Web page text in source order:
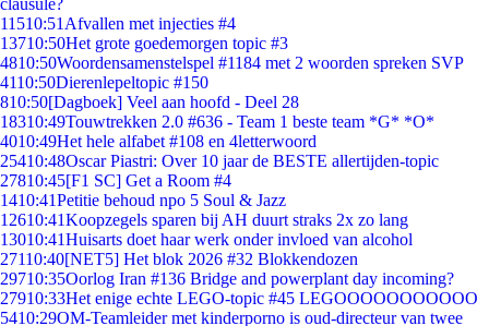
clausule?
11510:51 Afvallen met injecties #4
13710:50Het grote goedemorgen topic #3
4810:50Woordensamenstelspel #1184 met 2 woorden spreken SVP
4110:50Dierenlepeltopic #150
810:50[Dagboek] Veel aan hoofd - Deel 28
18310:49Touwtrekken 2.0 #636 - Team 1 beste team *G* *O*
4010:49Het hele alfabet #108 en 4letterwoord
25410:48Oscar Piastri: Over 10 jaar de BESTE allertijden-topic
27810:45[F1 SC] Get a Room #4
1410:41Petitie behoud npo 5 Soul & Jazz
12610:41Koopzegels sparen bij AH duurt straks 2x zo lang
13010:41Huisarts doet haar werk onder invloed van alcohol
27110:40[NET5] Het blok 2026 #32 Blokkendozen
29710:35Oorlog Iran #136 Bridge and powerplant day incoming?
27910:33Het enige echte LEGO-topic #45 LEGOOOOOOOOOOO
5410:29OM-Teamleider met kinderporno is oud-directeur van twee